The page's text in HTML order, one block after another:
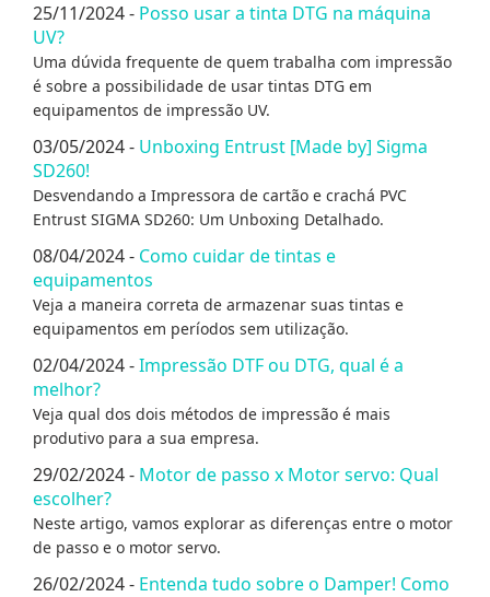
25/11/2024 - Posso usar a tinta DTG na máquina
UV?
Uma dúvida frequente de quem trabalha com impressão
é sobre a possibilidade de usar tintas DTG em
equipamentos de impressão UV.
03/05/2024 - Unboxing Entrust [Made by] Sigma
SD260!
Desvendando a Impressora de cartão e crachá PVC
Entrust SIGMA SD260: Um Unboxing Detalhado.
08/04/2024 - Como cuidar de tintas e
equipamentos
Veja a maneira correta de armazenar suas tintas e
equipamentos em períodos sem utilização.
02/04/2024 -Impressão DTF ou DTG, qual é a
melhor?
Veja qual dos dois métodos de impressão é mais
produtivo para a sua empresa.
29/02/2024 - Motor de passo x Motor servo: Qual
escolher?
Neste artigo, vamos explorar as diferenças entre o motor
de passo e o motor servo.
26/02/2024 - Entenda tudo sobre o Damper! Como